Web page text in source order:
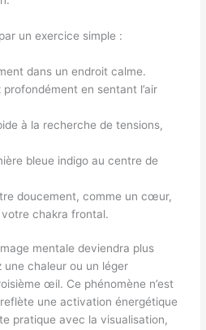
un exercice simple :
dans un endroit calme.
en sentant l’air
à la recherche de tensions,
bleue indigo au centre de
doucement, comme un cœur,
chakra frontal.
mentale deviendra plus
chaleur ou un léger
œil. Ce phénomène n’est
une activation énergétique
pratique avec la visualisation,